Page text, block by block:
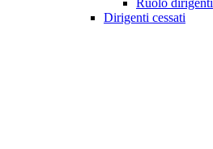
Ruolo dirigenti
Dirigenti cessati